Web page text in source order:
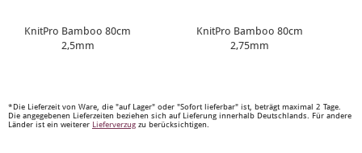
KnitPro Bamboo 80cm
2,5mm
KnitPro Bamboo 80cm
2,75mm
*Die Lieferzeit von Ware, die "auf Lager" oder "Sofort lieferbar" ist, beträgt maximal 2 Tage.
Die angegebenen Lieferzeiten beziehen sich auf Lieferung innerhalb Deutschlands. Für andere
Länder ist ein weiterer Lieferverzug zu berücksichtigen.